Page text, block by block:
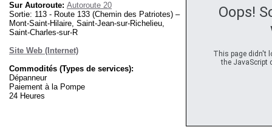
Oops!
This page didn't
the JavaScript
Sur Autoroute: Autoroute 20
Sortie: 113 - Route 133 (Chemin des Patriotes) –
Mont-Saint-Hilaire, Saint-Jean-sur-Richelieu,
Saint-Charles-sur-R
Site Web (Internet)
Commodités (Types de services):
Dépanneur
Paiement à la Pompe
24 Heures